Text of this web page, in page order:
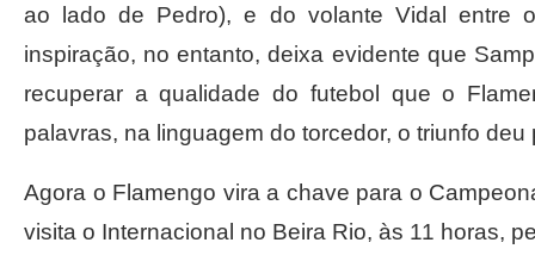
ao lado de Pedro), e do volante Vidal entre
inspiração, no entanto, deixa evidente que
recuperar a qualidade do futebol que o
palavras, na linguagem do torcedor, o triunfo deu
Agora o Flamengo vira a chave para o
visita o Internacional no Beira Rio, às 11 horas,